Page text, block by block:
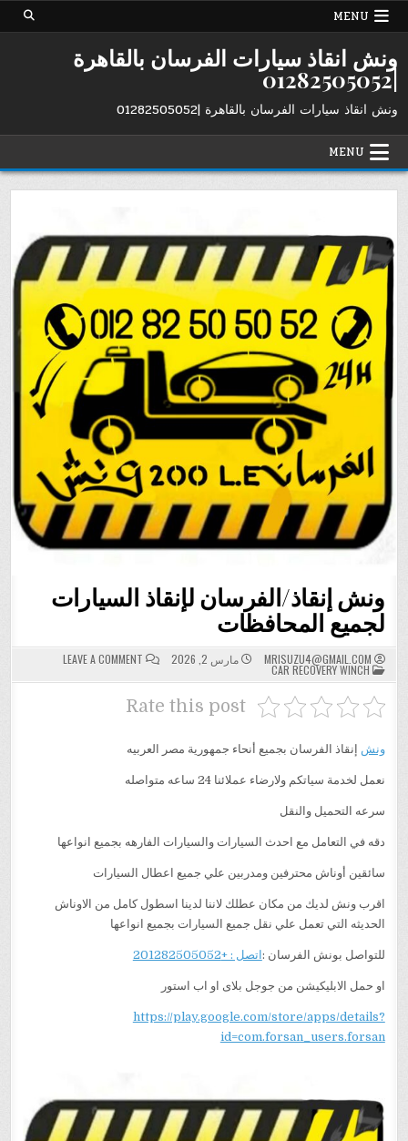
Skip
MENU
ونش انقاذ سيارات الفرسان بالقاهرة
|01282505052
ونش انقاذ سيارات الفرسان بالقاهرة |01282505052
MENU
ونش إنقاذ/الفرسان لإنقاذ السيارات
لجميع المحافظات
MRISUZU4@GMAIL.COM مارس 2, 2026 LEAVE A COMMENT
ON
ونش
إنقاذ/
POSTED
IN
CAR RECOVERY WINCH
Rate this post
ونش إنقاذ الفرسان بجميع أنحاء جمهورية مصر العربيه
نعمل لخدمة سياتكم ولارضاء عملائنا 24 ساعه متواصله
سرعه التحميل والنقل
دقه في التعامل مع احدث السيارات والسيارات الفارهه بجميع انواعها
سائقين أوناش محترفين ومدربين علي جميع اعطال السيارات
اقرب ونش لديك من مكان عطلك لاننا لدينا اسطول كامل من الاوناش
الحديثه التي تعمل علي نقل جميع السيارات بجميع انواعها
للتواصل بونش الفرسان :اتصل : +201282505052
او حمل الابليكيشن من جوجل بلاى او اب استور
https://play.google.com/store/apps/details?
id=com.forsan_users.forsan